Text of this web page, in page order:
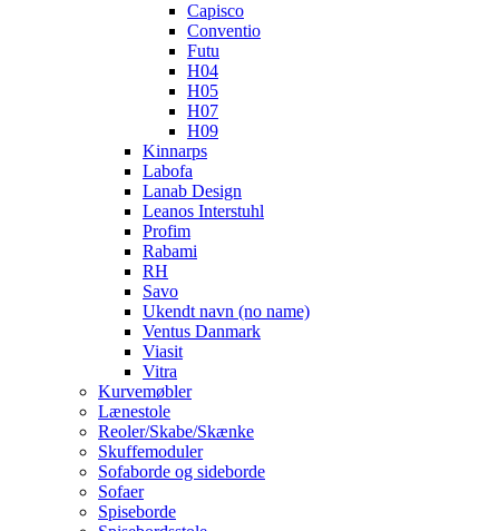
Capisco
Conventio
Futu
H04
H05
H07
H09
Kinnarps
Labofa
Lanab Design
Leanos Interstuhl
Profim
Rabami
RH
Savo
Ukendt navn (no name)
Ventus Danmark
Viasit
Vitra
Kurvemøbler
Lænestole
Reoler/Skabe/Skænke
Skuffemoduler
Sofaborde og sideborde
Sofaer
Spiseborde